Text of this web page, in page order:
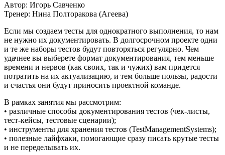
Автор: Игорь Савченко
Тренер: Нина Полторакова (Агеева)
Если мы создаем тесты для однократного выполнения, то нам
не нужно их документировать. В долгосрочном проекте одни
и те же наборы тестов будут повторяться регулярно. Чем
удачнее вы выберете формат документирования, тем меньше
времени и нервов (как своих, так и чужих) вам придется
потратить на их актуализацию, и тем больше пользы, радости
и счастья они будут приносить проектной команде.
В рамках занятия мы рассмотрим:
• различные способы документирования тестов (чек-листы,
тест-кейсы, тестовые сценарии);
• инструменты для хранения тестов (TestManagementSystems);
• полезные лайфхаки, помогающие сразу писать крутые тесты
и не переделывать их.